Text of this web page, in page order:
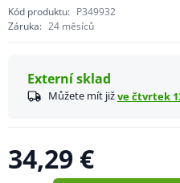
Kód produktu: P349932
Záruka: 24 měsíců
Externí sklad
Můžete mít jižve čtvrtek
34,29 €